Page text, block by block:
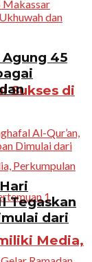
Sukses di
Media,
45
Tegaskan
dari